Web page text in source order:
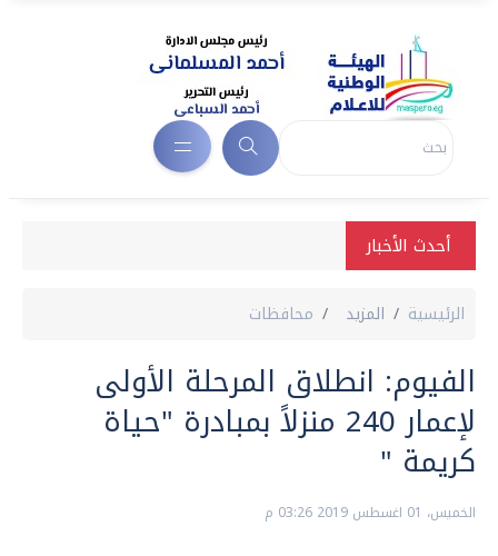
أحدث الأخبار
الرئيسية المزيد محافظات
الفيوم: انطلاق المرحلة الأولى
لإعمار 240 منزلاً بمبادرة "حياة
كريمة "
الخميس، 01 اغسطس 2019 03:26 م